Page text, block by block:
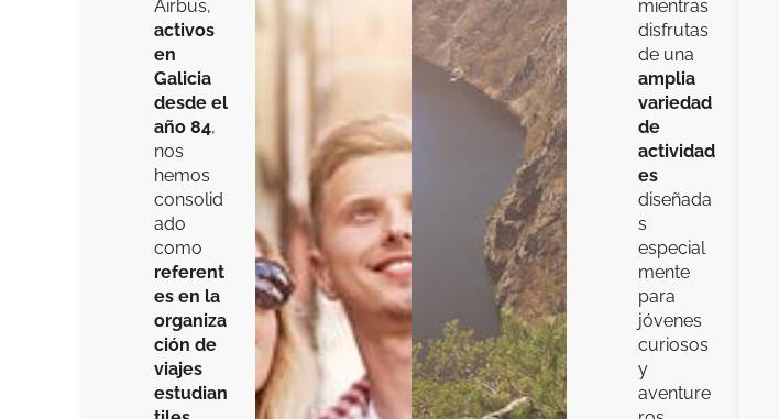
Airbus,
activos
en
Galicia
desde el
año 84,
nos
hemos
consolid
ado
como
referent
es en la
organiza
ción de
viajes
estudian
mientras
disfrutas
de una
amplia
variedad
de
actividad
es
diseñada
s
especial
mente
para
jóvenes
curiosos
y
aventure